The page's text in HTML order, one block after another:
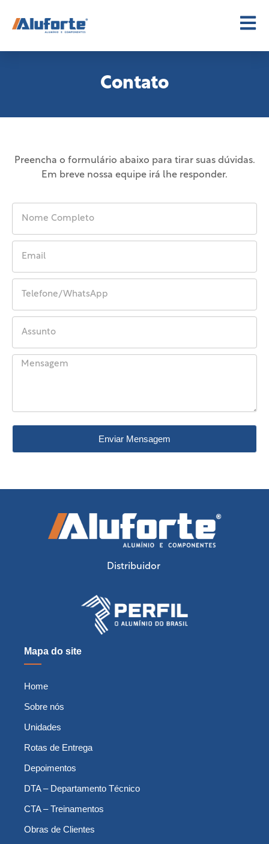
Contato
Preencha o formulário abaixo para tirar suas dúvidas.
Em breve nossa equipe irá lhe responder.
Enviar Mensagem
Distribuidor
Mapa do site
Home
Sobre nós
Unidades
Rotas de Entrega
Depoimentos
DTA – Departamento Técnico
CTA – Treinamentos
Obras de Clientes